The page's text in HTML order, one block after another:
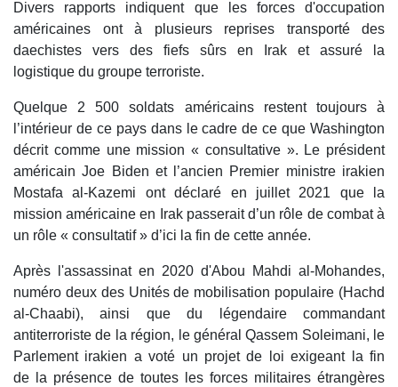
Divers rapports indiquent que les forces d'occupation
américaines ont à plusieurs reprises transporté des
daechistes vers des fiefs sûrs en Irak et assuré la
logistique du groupe terroriste.
Quelque 2 500 soldats américains restent toujours à
l’intérieur de ce pays dans le cadre de ce que Washington
décrit comme une mission « consultative ». Le président
américain Joe Biden et l’ancien Premier ministre irakien
Mostafa al-Kazemi ont déclaré en juillet 2021 que la
mission américaine en Irak passerait d’un rôle de combat à
un rôle « consultatif » d’ici la fin de cette année.
Après l'assassinat en 2020 d'Abou Mahdi al-Mohandes,
numéro deux des Unités de mobilisation populaire (Hachd
al-Chaabi), ainsi que du légendaire commandant
antiterroriste de la région, le général Qassem Soleimani, le
Parlement irakien a voté un projet de loi exigeant la fin
de la présence de toutes les forces militaires étrangères